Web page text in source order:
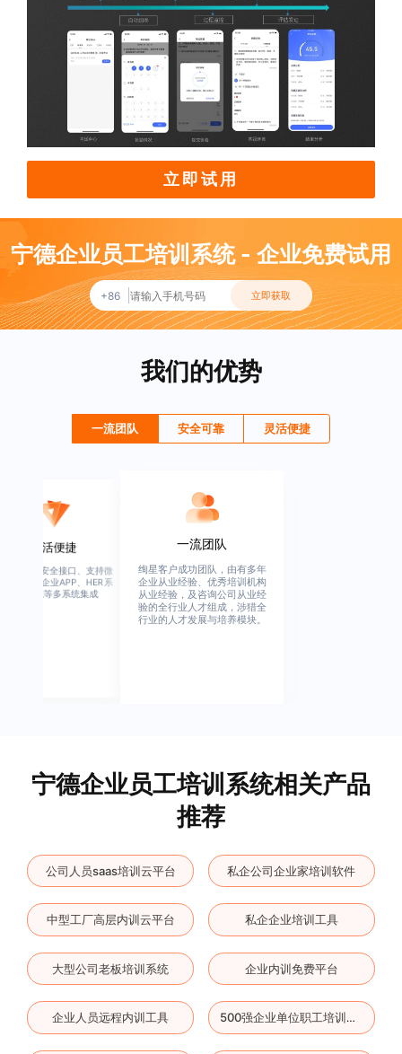
立即试用
宁德企业员工培训系统 - 企业免费试用
+86 立即获取
我们的优势
一流团队 安全可靠 灵活便捷
灵活便捷
度开放、安全接口、支持微
、钉钉、企业APP、HER系
、OA系统等多系统集成
一流团队
绚星客户成功团队，由有多年
企业从业经验、优秀培训机构
从业经验，及咨询公司从业经
验的全行业人才组成，涉猎全
行业的人才发展与培养模块。
宁德企业员工培训系统相关产品
推荐
公司人员saas培训云平台 私企公司企业家培训软件
中型工厂高层内训云平台 私企企业培训工具
大型公司老板培训系统 企业内训免费平台
企业人员远程内训工具 500强企业单位职工培训工具